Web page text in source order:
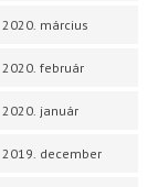
2020. március
2020. február
2020. január
2019. december